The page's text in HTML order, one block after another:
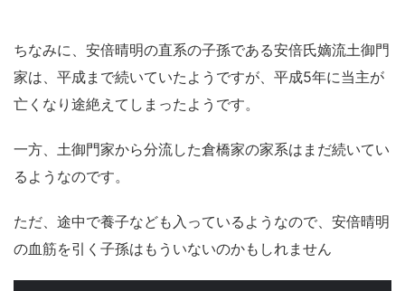
ちなみに、安倍晴明の直系の子孫である安倍氏嫡流土御門
家は、平成まで続いていたようですが、平成5年に当主が
亡くなり途絶えてしまったようです。
一方、土御門家から分流した倉橋家の家系はまだ続いてい
るようなのです。
ただ、途中で養子なども入っているようなので、安倍晴明
の血筋を引く子孫はもういないのかもしれません